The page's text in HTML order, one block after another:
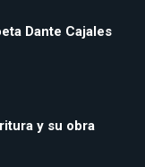
Dante Cajales
y su obra